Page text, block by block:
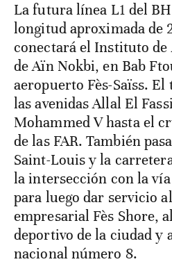
La futura línea L1 del
longitud aproximada de
conectará el Instituto
de Aïn Nokbi, en Bab
aeropuerto Fès-Saïss.
las avenidas Allal El
Mohammed V hasta el
de las FAR. También
Saint-Louis y la
la intersección con la
para luego dar servicio
empresarial Fès Shore,
deportivo de la ciudad y
nacional número 8.